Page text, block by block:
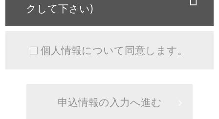
クして下さい)
個人情報について同意します。